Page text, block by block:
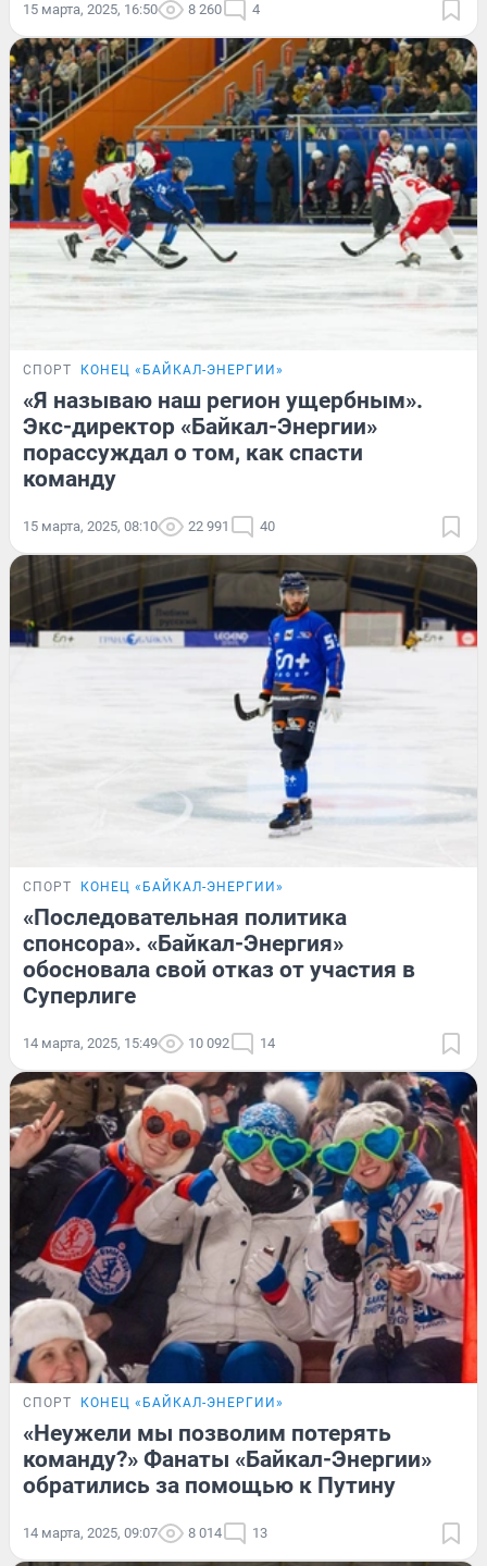
15 марта, 2025, 16:50 8 260 4
СПОРТ КОНЕЦ «БАЙКАЛ-ЭНЕРГИИ»
«Я называю наш регион ущербным».
Экс-директор «Байкал-Энергии»
порассуждал о том, как спасти
команду
15 марта, 2025, 08:10 22 991 40
СПОРТ КОНЕЦ «БАЙКАЛ-ЭНЕРГИИ»
«Последовательная политика
спонсора». «Байкал-Энергия»
обосновала свой отказ от участия в
Суперлиге
14 марта, 2025, 15:49 10 092 14
СПОРТ КОНЕЦ «БАЙКАЛ-ЭНЕРГИИ»
«Неужели мы позволим потерять
команду?» Фанаты «Байкал-Энергии»
обратились за помощью к Путину
14 марта, 2025, 09:07 8 014 13